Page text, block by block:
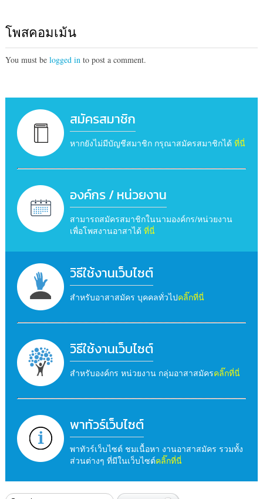
โพสคอมเม้น
You must be logged into post a comment.
สมัครสมาชิก
หากยังไม่มีบัญชีสมาชิก กรุณาสมัครสมาชิกได้ ที่นี่
องค์กร / หน่วยงาน
สามารถสมัครสมาชิกในนามองค์กร/หน่วยงาน
เพื่อโพสงานอาสาได้ ที่นี่
วิธีใช้งานเว็บไซต์
สำหรับอาสาสมัคร บุคคลทั่วไปคลิ๊กที่นี่
วิธีใช้งานเว็บไซต์
สำหรับองค์กร หน่วยงาน กลุ่มอาสาสมัครคลิ๊กที่นี่
พาทัวร์เว็บไซต์
พาทัวร์เว็บไซต์ ชมเนื้อหา งานอาสาสมัคร รวมทั้ง
ส่วนต่างๆ ที่มีในเว็บไซต์คลิ๊กที่นี่